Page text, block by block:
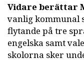
Vidare berättar
vanlig kommunal
flytande på tre
engelska samt
skolorna sker